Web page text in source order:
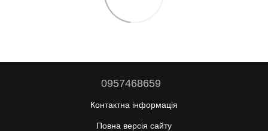
0957468659
Контактна інформація
Повна версія сайту